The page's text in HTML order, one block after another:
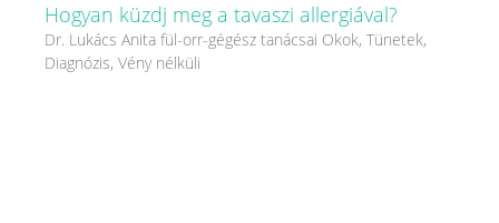
Hogyan küzdj meg a tavaszi allergiával?
Dr. Lukács Anita fül-orr-gégész tanácsai Okok, Tünetek,
Diagnózis, Vény nélküli